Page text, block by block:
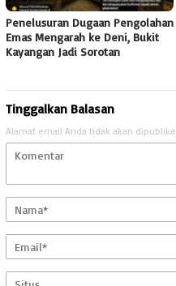
Penelusuran Dugaan Pengolahan
Emas Mengarah ke Deni, Bukit
Kayangan Jadi Sorotan
Tinggalkan Balasan
Alamat email Anda tidak akan